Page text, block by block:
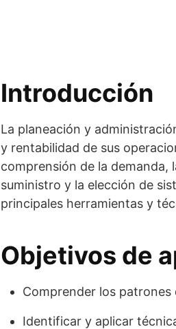
Introducción
La planeación y
y rentabilidad de sus
comprensión de la demanda,
suministro y la elección de
principales herramientas y
Objetivos de
Comprender los patrones
Identificar y aplicar